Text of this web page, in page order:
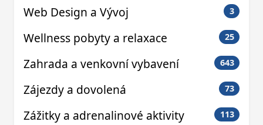
Web Design a Vývoj 3
Wellness pobyty a relaxace 25
Zahrada a venkovní vybavení 643
Zájezdy a dovolená 73
Zážitky a adrenalinové aktivity 113